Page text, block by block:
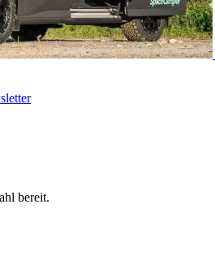
bereit.